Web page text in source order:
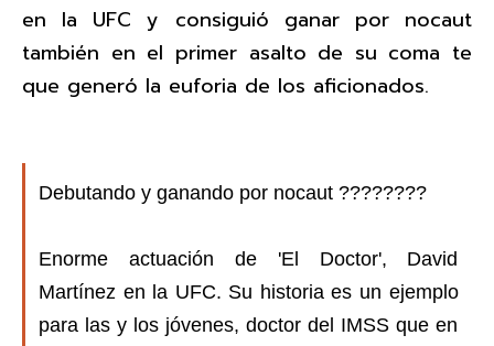
en la UFC y consiguió ganar por nocaut
también en el primer asalto de su coma te
que generó la euforia de los aficionados.
Debutando y ganando por nocaut ????????
Enorme actuación de 'El Doctor', David
Martínez en la UFC. Su historia es un ejemplo
para las y los jóvenes, doctor del IMSS que en